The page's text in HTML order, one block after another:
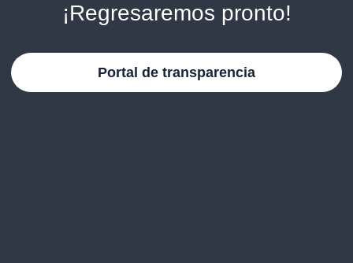
¡Regresaremos pronto!
Portal de transparencia